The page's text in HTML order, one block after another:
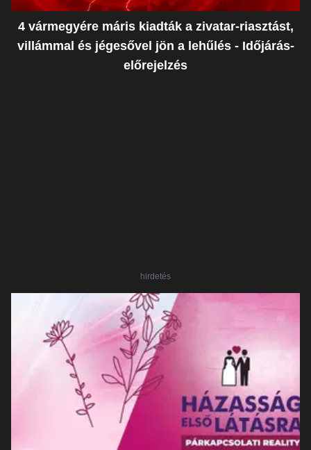
4 vármegyére máris kiadták a zivatar-riasztást,
villámmal és jégesővel jön a lehűlés - Időjárás-
előrejelzés
hirdetés